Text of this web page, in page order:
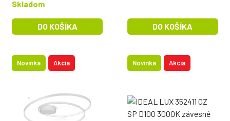
Skladom
DO KOŠÍKA DO KOŠÍKA
Novinka Akcia Novinka Akcia